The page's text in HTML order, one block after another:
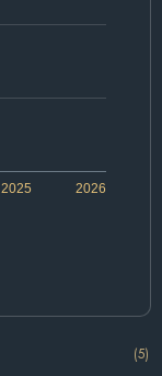
2026
2025
(5)